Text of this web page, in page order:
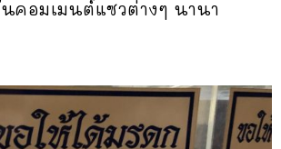
คอมเมนต์แซวต่างๆ นานา